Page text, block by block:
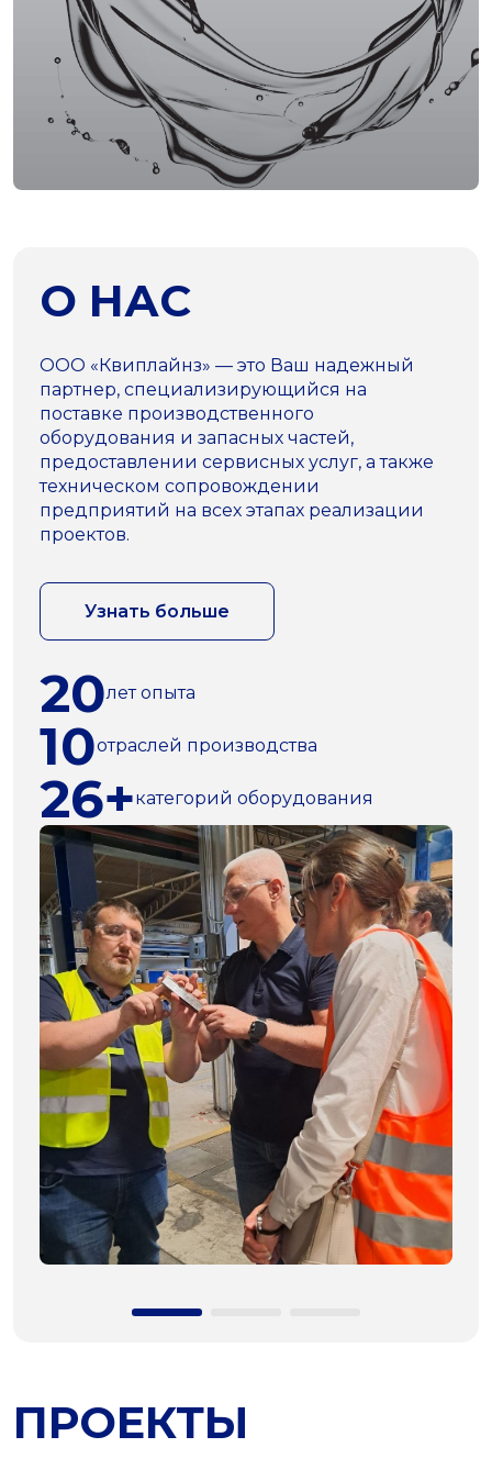
О НАС
ООО «Квиплайнз» — это Ваш надежный
партнер, специализирующийся на
поставке производственного
оборудования и запасных частей,
предоставлении сервисных услуг, а также
техническом сопровождении
предприятий на всех этапах реализации
проектов.
Узнать больше
20лет опыта
10отраслей производства
26+категорий оборудования
ПРОЕКТЫ